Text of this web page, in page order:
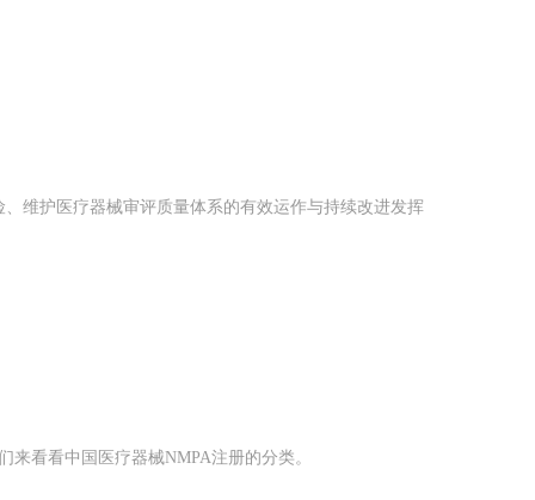
维护医疗器械审评质量体系的有效运作与持续改进发挥
看看中国医疗器械NMPA注册的分类。